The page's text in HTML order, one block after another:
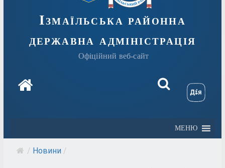
Ізмаїльська районна
державна адміністрація
Офіційний веб-сайт
МЕНЮ
/ Новини /